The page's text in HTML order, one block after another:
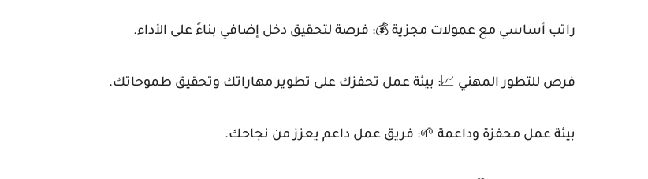
راتب أساسي مع عمولات مجزية 💰: فرصة لتحقيق دخل إضافي بناءً على الأداء.
فرص للتطور المهني 📈: بيئة عمل تحفزك على تطوير مهاراتك وتحقيق طموحاتك.
بيئة عمل محفزة وداعمة 🌱: فريق عمل داعم يعزز من نجاحك.